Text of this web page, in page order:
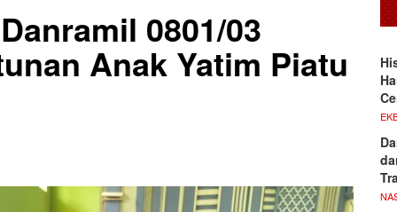
0801/03
Anak Yatim Piatu